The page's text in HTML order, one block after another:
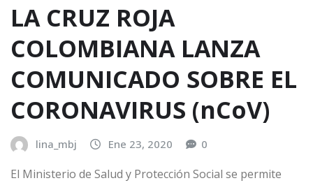
LA CRUZ ROJA
COLOMBIANA LANZA
COMUNICADO SOBRE EL
CORONAVIRUS (nCoV)
lina_mbj Ene 23, 2020 0
El Ministerio de Salud y Protección Social se permite